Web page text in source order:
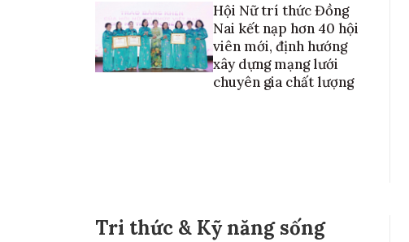
Hội Nữ trí thức Đồng
Nai kết nạp hơn 40 hội
viên mới, định hướng
xây dựng mạng lưới
chuyên gia chất lượng
Tri thức & Kỹ năng sống